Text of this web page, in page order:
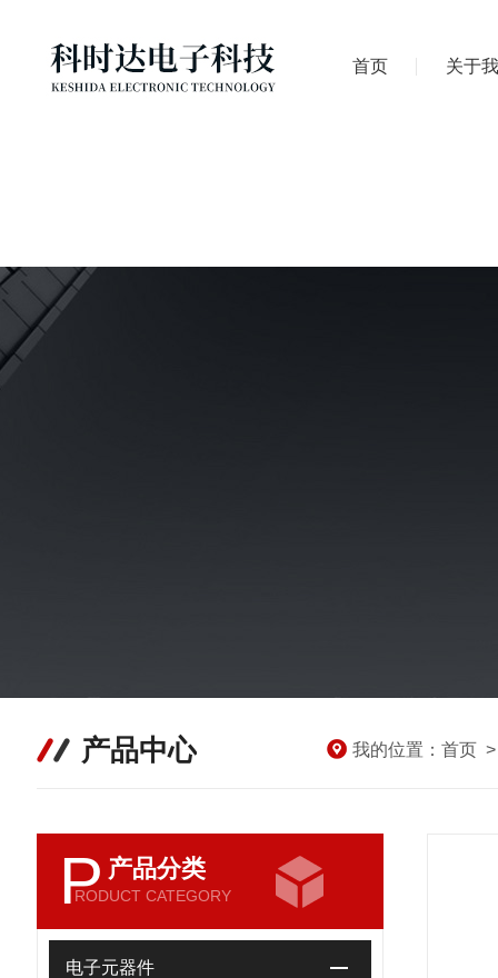
首页 关于
产品中心 我的位置： 首页
P 产品分类
RODUCT CATEGORY
电子元器件